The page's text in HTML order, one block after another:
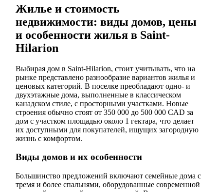
Жилье и стоимость
недвижимости: виды домов, цены
и особенности жилья в Saint-
Hilarion
Выбирая дом в Saint-Hilarion, стоит учитывать, что на
рынке представлено разнообразие вариантов жилья и
ценовых категорий. В поселке преобладают одно- и
двухэтажные дома, выполненные в классическом
канадском стиле, с просторными участками. Новые
строения обычно стоят от 350 000 до 500 000 CAD за
дом с участком площадью около 1 гектара, что делает
их доступными для покупателей, ищущих загородную
жизнь с комфортом.
Виды домов и их особенности
Большинство предложений включают семейные дома с
тремя и более спальнями, оборудованные современной